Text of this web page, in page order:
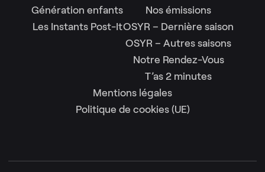
Génération enfants
Les Instants Post-It
Nos émissions
OSYR – Dernière saison
OSYR – Autres saisons
Notre Rendez-Vous
T’as 2 minutes
Mentions légales
Politique de cookies (UE)